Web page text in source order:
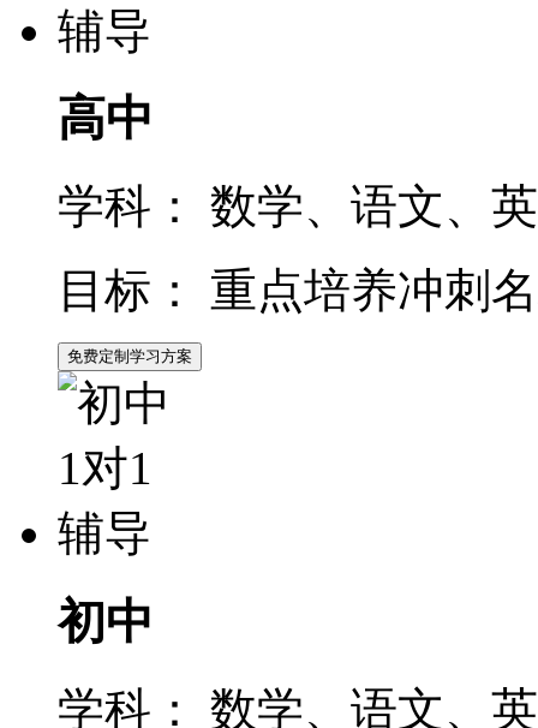
高中
学科：
数学、语文、
目标：
重点培养冲刺
免费定制学习方案
初中
学科： 数学、语文、